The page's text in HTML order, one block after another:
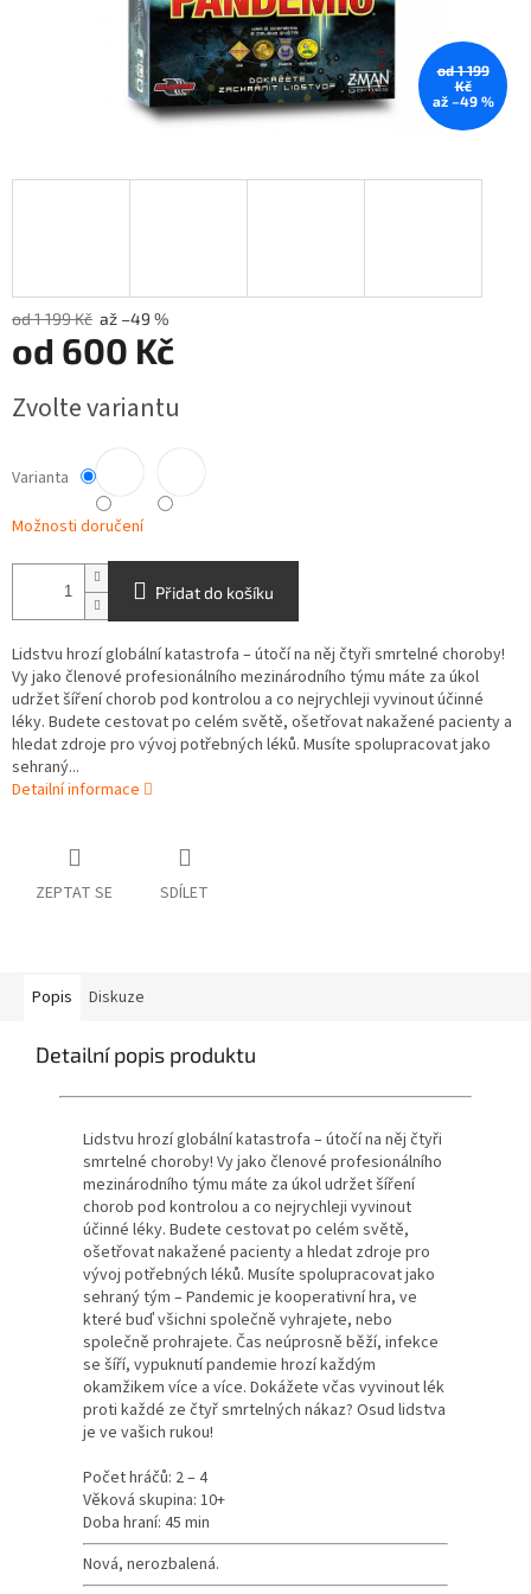
od 1 199
Kč
až –49 %
od 1 199 Kč až –49 %
od 600 Kč
cena:
Zvolte variantu
Varianta
Možnosti doručení
Přidat do košíku
Lidstvu hrozí globální katastrofa – útočí na něj čtyři smrtelné choroby!
Vy jako členové profesionálního mezinárodního týmu máte za úkol
udržet šíření chorob pod kontrolou a co nejrychleji vyvinout účinné
léky. Budete cestovat po celém světě, ošetřovat nakažené pacienty a
hledat zdroje pro vývoj potřebných léků. Musíte spolupracovat jako
sehraný...
Detailní informace
ZEPTAT SE SDÍLET
Popis Diskuze
Detailní popis produktu
Lidstvu hrozí globální katastrofa – útočí na něj čtyři
smrtelné choroby! Vy jako členové profesionálního
mezinárodního týmu máte za úkol udržet šíření
chorob pod kontrolou a co nejrychleji vyvinout
účinné léky. Budete cestovat po celém světě,
ošetřovat nakažené pacienty a hledat zdroje pro
vývoj potřebných léků. Musíte spolupracovat jako
sehraný tým – Pandemic je kooperativní hra, ve
které buď všichni společně vyhrajete, nebo
společně prohrajete. Čas neúprosně běží, infekce
se šíří, vypuknutí pandemie hrozí každým
okamžikem více a více. Dokážete včas vyvinout lék
proti každé ze čtyř smrtelných nákaz? Osud lidstva
je ve vašich rukou!
Počet hráčů: 2 – 4
Věková skupina: 10+
Doba hraní: 45 min
Nová, nerozbalená.